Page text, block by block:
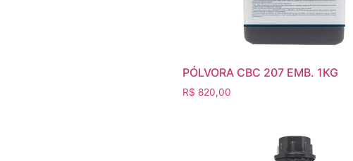
PÓLVORA CBC 207 EMB. 1KG
R$ 820,00